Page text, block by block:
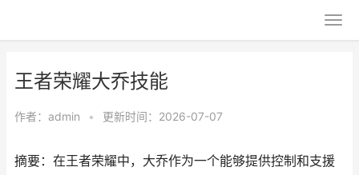
王者荣耀大乔技能
作者： admin • 更新时间：2026-07-07
摘要：在王者荣耀中，大乔作为一个能够提供控制和支援